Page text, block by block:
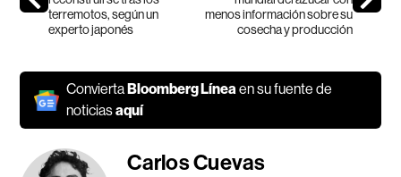
terremotos, según un
experto japonés
menos información sobre su
cosecha y producción
Convierta Bloomberg Líneaen su fuente de
noticiasaquí
Carlos Cuevas